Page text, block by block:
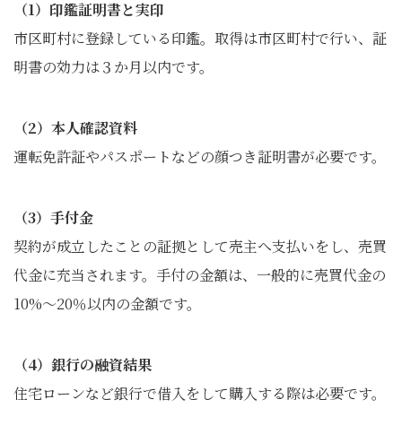
（1）印鑑証明書と実印
市区町村に登録している印鑑。取得は市区町村で行い、証
明書の効力は３か月以内です。
（2）本人確認資料
運転免許証やパスポートなどの顔つき証明書が必要です。
（3）手付金
契約が成立したことの証拠として売主へ支払いをし、売買
代金に充当されます。手付の金額は、一般的に売買代金の
10%～20％以内の金額です。
（4）銀行の融資結果
住宅ローンなど銀行で借入をして購入する際は必要です。